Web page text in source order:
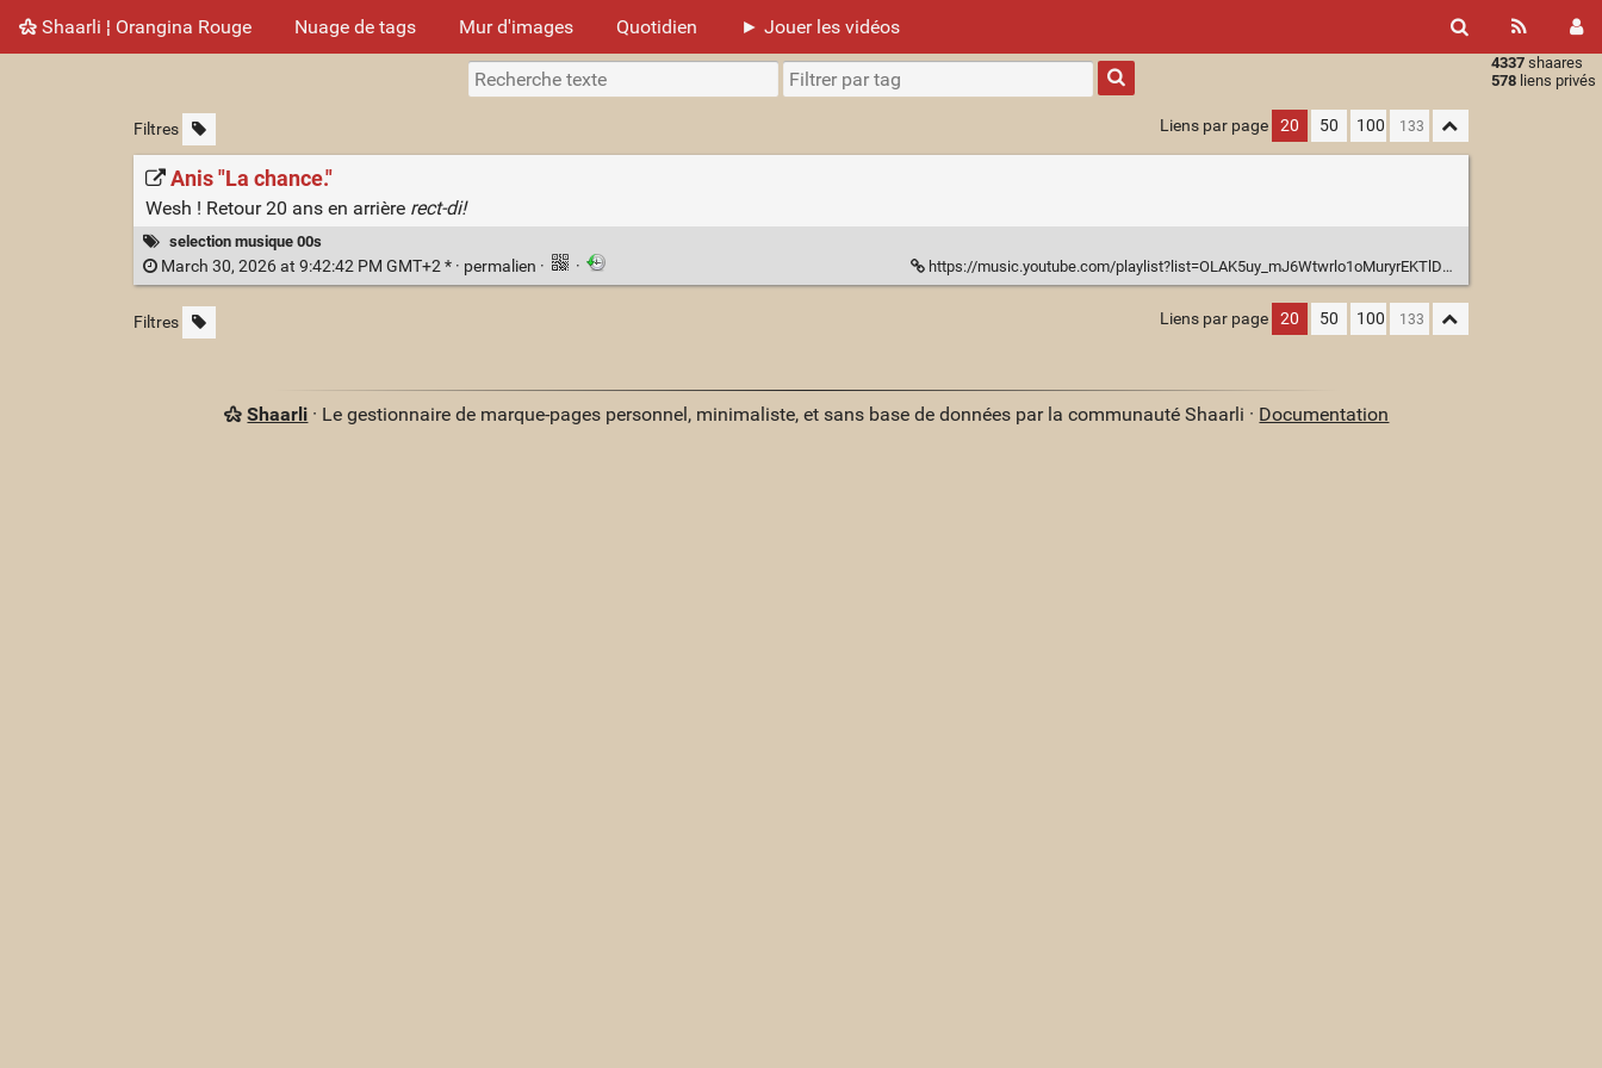
Shaarli ¦ Orangina Rouge Nuage de tags Mur d'images Quotidien ► Jouer les vidéos
4337 shaares
578 liens privés
Type 1 or
more
characters
results.
Filtres Liens par page 20 50 100
Anis "La chance."
Wesh ! Retour 20 ans en arrière rect-di!
selection musique 00s
March 30, 2026 at 9:42:42 PM GMT+2 * · permalien · · https://music.youtube.com/playlist?list=OLAK5uy_mJ6Wtwrlo1oMuryrEKTlDsHdwE9AR5UIQ
Filtres Liens par page 20 50 100
Shaarli · Le gestionnaire de marque-pages personnel, minimaliste, et sans base de données par la communauté Shaarli · Documentation